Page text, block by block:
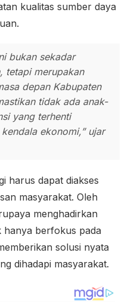
kualitas sumber daya
bukan sekadar
tetapi merupakan
depan Kabupaten
tidak ada anak-
yang terhenti
ekonomi,” ujar
harus dapat diakses
masyarakat. Oleh
menghadirkan
berfokus pada
solusi nyata
dihadapi masyarakat.